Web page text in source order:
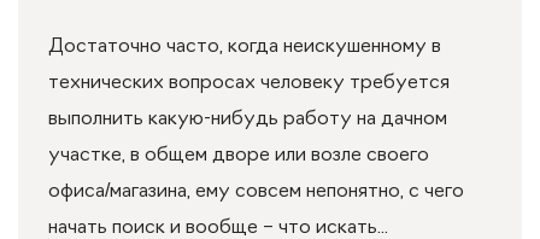
Достаточно часто, когда неискушенному в
технических вопросах человеку требуется
выполнить какую-нибудь работу на дачном
участке, в общем дворе или возле своего
офиса/магазина, ему совсем непонятно, с чего
начать поиск и вообще – что искать...